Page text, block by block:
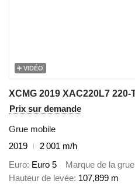
VIDÉO
Prix sur demande
Grue mobile
2019
2 001 m/h
Euro Euro 5 Marque de la grue
Hauteur de levée 107,899 m